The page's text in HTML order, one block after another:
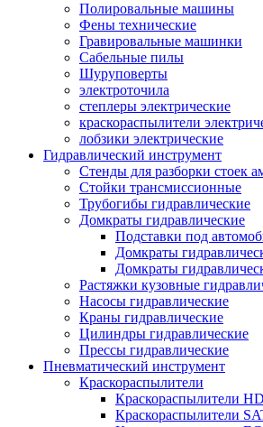
Полировальные машины
Фены технические
Гравировальные машинки
Сабельные пилы
Шуруповерты
электроточила
степлеры электрические
краскораспылители
лобзики электрические
Гидравлический инструмент
Стенды для разборки стоек
Стойки трансмиссионные
Трубогибы гидравлические
Домкраты гидравлические
Подставки под
Домкраты
Домкраты
Растяжки кузовные
Насосы гидравлические
Краны гидравлические
Цилиндры гидравлические
Прессы гидравлические
Пневматический инструмент
Краскораспылители
Краскораспылители
Краскораспылители